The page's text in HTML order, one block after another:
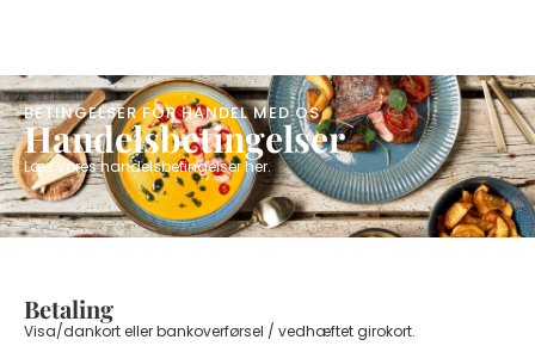
​BETINGELSER FOR HANDEL MED OS
Handelsbetingelser
Læs vores handelsbetingelser her.
Betaling
Visa/dankort eller bankoverførsel / vedhæftet girokort.